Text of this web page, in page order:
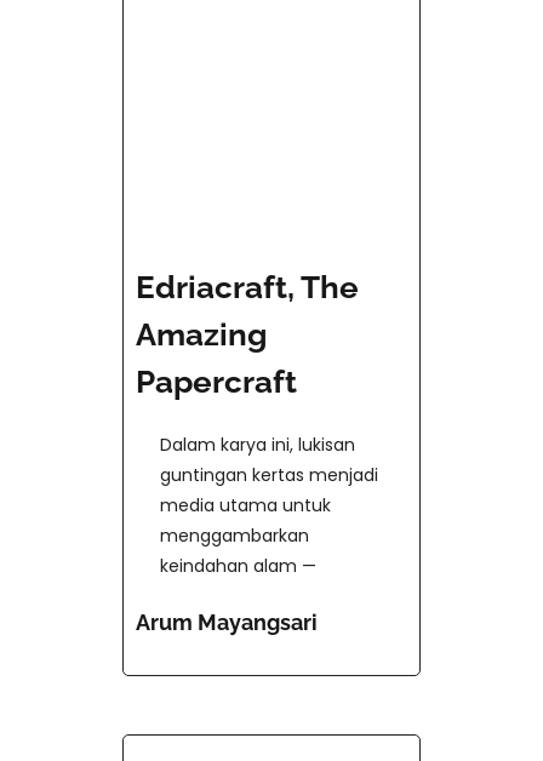
Edriacraft, The
Amazing
Papercraft
Dalam karya ini, lukisan
guntingan kertas menjadi
media utama untuk
menggambarkan
keindahan alam —
Arum Mayangsari